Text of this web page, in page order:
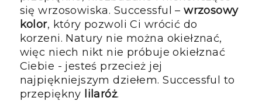
się wrzosowiska. Successful –wrzosowy
kolor, który pozwoli Ci wrócić do
korzeni. Natury nie można okiełznać,
więc niech nikt nie próbuje okiełznać
Ciebie - jesteś przecież jej
najpiękniejszym dziełem. Successful to
przepiękny lilaróż.